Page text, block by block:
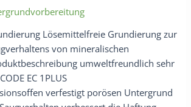
Lösemittelfreie Grundierung zur
von mineralischen
umweltfreundlich sehr
EC 1PLUS
verfestigt porösen Untergrund